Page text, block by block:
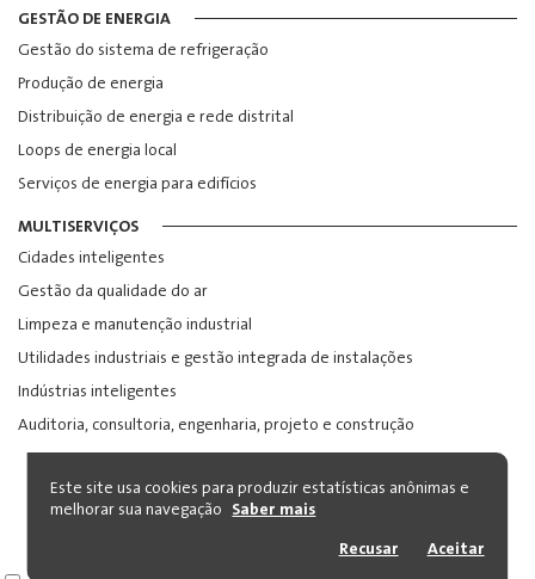
Este site usa cookies para produzir estatísticas anônimas e
melhorar sua navegação Saber mais
Recusar
Aceitar
GESTÃO DE ENERGIA
Gestão do sistema de refrigeração
Produção de energia
Distribuição de energia e rede distrital
Loops de energia local
Serviços de energia para edifícios
MULTISERVIÇOS
Cidades inteligentes
Gestão da qualidade do ar
Limpeza e manutenção industrial
Utilidades industriais e gestão integrada de instalações
Indústrias inteligentes
Auditoria, consultoria, engenharia, projeto e construção
BEYABLE Analytics cookies are exempt from the need to obtain consent,
as consent, as indicated in CNIL Ruling no. 2020-091, insofar as they are
strictly strictly necessary for the proper functioning of the site. You may
option. Please note that by clicking on the following button, we will no
longer be able to measure and improve our sites in an optimal way.